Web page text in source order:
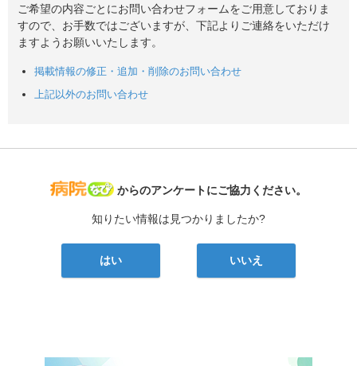
ご希望の内容ごとにお問い合わせフォームをご用意しておりま
すので、お手数ではございますが、下記よりご連絡をいただけ
ますようお願いいたします。
掲載情報の修正・追加・削除のお問い合わせ
上記以外のお問い合わせ
病院なび
からのアンケートにご協力ください。
知りたい情報は見つかりましたか?
はい いいえ